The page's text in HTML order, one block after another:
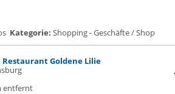
Kategorie: Shopping - Geschäfte / Shop
Restaurant Goldene Lilie
entfernt